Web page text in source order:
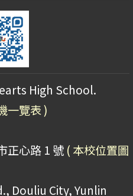
High School.
一覽表 )
正心路 1 號 ( 本校位置圖
Douliu City, Yunlin